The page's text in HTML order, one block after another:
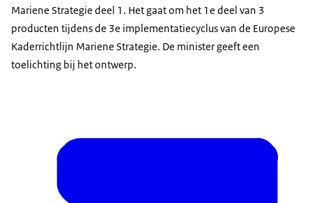
Mariene Strategie deel 1. Het gaat om het 1e deel van 3
producten tijdens de 3e implementatiecyclus van de Europese
Kaderrichtlijn Mariene Strategie. De minister geeft een
toelichting bij het ontwerp.